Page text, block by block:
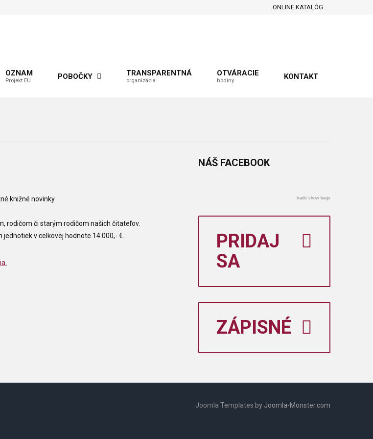
ONLINE KATALÓG
OZNAM
Projekt EU POBOČKY TRANSPARENTNÁ
organizácia
OTVÁRACIE
hodiny KONTAKT
knižné novinky.
rodičom či starým rodičom našich čitateľov.
v celkovej hodnote 14.000,- €.
NÁŠ FACEBOOK
trade show bags
PRIDAJ
SA
ZÁPISNÉ
Joomla Templates by Joomla-Monster.com